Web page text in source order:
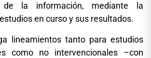
de la información, mediante la
en curso y sus resultados.
lineamientos tanto para estudios
como no intervencionales –con